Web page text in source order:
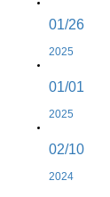
01/26
2025
01/01
2025
02/10
2024